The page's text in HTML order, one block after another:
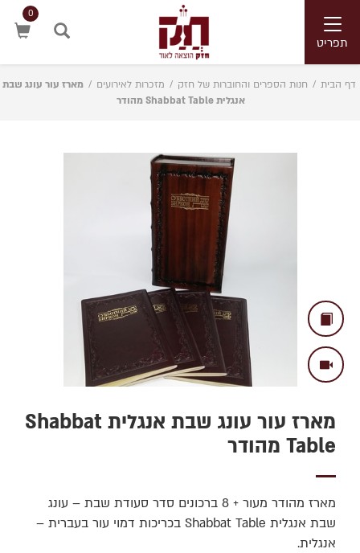
Toggle
navigationתפריט
0
דף הבית / חנות הספרים והחוברות של חזק / מזכרות לאירועים / מארז עור עונג שבת
אנגלית Shabbat Table מהודר
מארז עור עונג שבת אנגלית Shabbat
Table מהודר
מארז מהודר מעור + 8 ברכונים סדר סעודת שבת – עונג
שבת אנגלית Shabbat Table בכריכות דמוי עור בעברית –
אנגלית.